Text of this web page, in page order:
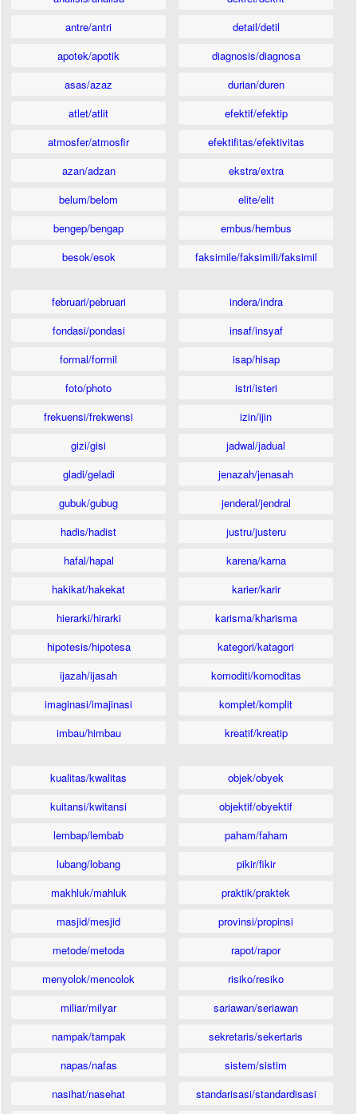
antre/antri
apotek/apotik
asas/azaz
atlet/atlit
atmosfer/atmosfir
azan/adzan
belum/belom
bengep/bengap
besok/esok
detail/detil
diagnosis/diagnosa
durian/duren
efektif/efektip
efektifitas/efektivitas
ekstra/extra
elite/elit
embus/hembus
faksimile/faksimili/faksimil
februari/pebruari
fondasi/pondasi
formal/formil
foto/photo
frekuensi/frekwensi
gizi/gisi
gladi/geladi
gubuk/gubug
hadis/hadist
hafal/hapal
hakikat/hakekat
hierarki/hirarki
hipotesis/hipotesa
ijazah/ijasah
imaginasi/imajinasi
imbau/himbau
indera/indra
insaf/insyaf
isap/hisap
istri/isteri
izin/ijin
jadwal/jadual
jenazah/jenasah
jenderal/jendral
justru/justeru
karena/karna
karier/karir
karisma/kharisma
kategori/katagori
komoditi/komoditas
komplet/komplit
kreatif/kreatip
kualitas/kwalitas
kuitansi/kwitansi
lembap/lembab
lubang/lobang
makhluk/mahluk
masjid/mesjid
metode/metoda
menyolok/mencolok
miliar/milyar
nampak/tampak
napas/nafas
nasihat/nasehat
objek/obyek
objektif/obyektif
paham/faham
pikir/fikir
praktik/praktek
provinsi/propinsi
rapot/rapor
risiko/resiko
sariawan/seriawan
sekretaris/sekertaris
sistem/sistim
standarisasi/standardisasi